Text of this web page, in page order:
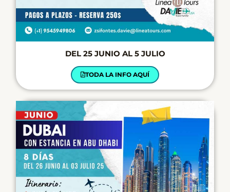
DEL 25 JUNIO AL 5 JULIO
TODA LA INFO AQUÍ